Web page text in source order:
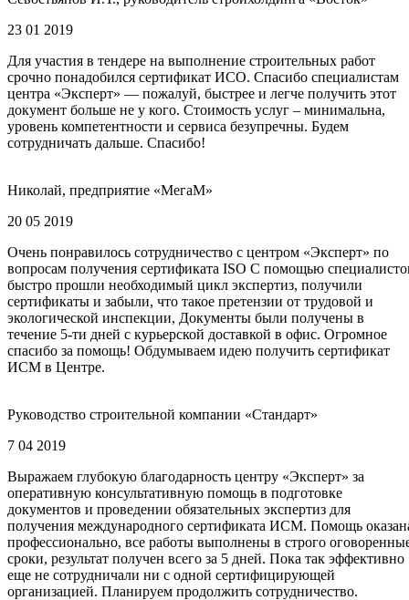
23 01 2019
Для участия в тендере на выполнение строительных работ
срочно понадобился сертификат ИСО. Спасибо специалистам
центра «Эксперт» — пожалуй, быстрее и легче получить этот
документ больше не у кого. Стоимость услуг – минимальна,
уровень компетентности и сервиса безупречны. Будем
сотрудничать дальше. Спасибо!
Николай, предприятие «МегаМ»
20 05 2019
Очень понравилось сотрудничество с центром «Эксперт» по
вопросам получения сертификата ISO С помощью
быстро прошли необходимый цикл экспертиз, получили
сертификаты и забыли, что такое претензии от трудовой и
экологической инспекции, Документы были получены в
течение 5-ти дней с курьерской доставкой в офис. Огромное
спасибо за помощь! Обдумываем идею получить сертификат
ИСМ в Центре.
Руководство строительной компании «Стандарт»
7 04 2019
Выражаем глубокую благодарность центру «Эксперт» за
оперативную консультативную помощь в подготовке
документов и проведении обязательных экспертиз для
получения международного сертификата ИСМ. Помощь
профессионально, все работы выполнены в строго
сроки, результат получен всего за 5 дней. Пока так эффективно
еще не сотрудничали ни с одной сертифицирующей
организацией. Планируем продолжить сотрудничество.